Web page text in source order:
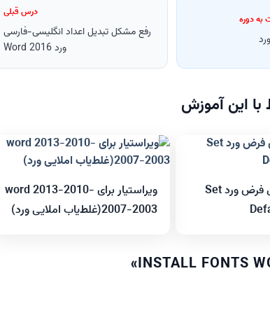
به دوره
ورد
درس قبلی
رفع مشکل تبدیل اعداد انگلیسی-فارسی
ورد 2016 Word
این آموزش
تغییر فونت پیش فرض ورد Set
ویراستیار برای word 2013-2010-
2007-2003(غلط‌یاب املایی ورد)
»